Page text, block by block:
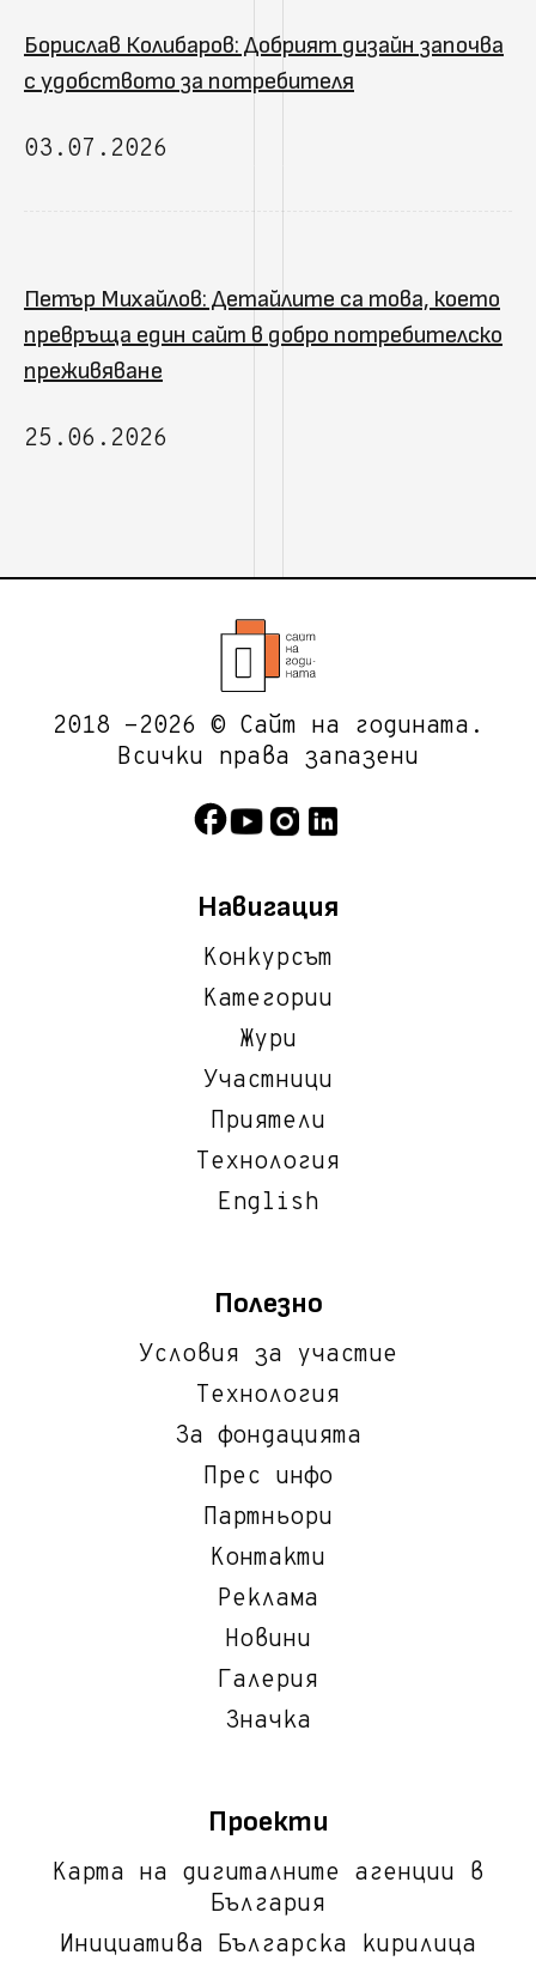
Борислав Колибаров: Добрият дизайн започва
с удобството за потребителя
03.07.2026
Петър Михайлов: Детайлите са това, което
превръща един сайт в добро потребителско
преживяване
25.06.2026
2018 -2026 © Сайт на годината.
Всички права запазени
Навигация
Конкурсът
Категории
Жури
Участници
Приятели
Технология
English
Полезно
Условия за участие
Технология
За фондацията
Прес инфо
Партньори
Контакти
Реклама
Новини
Галерия
Значка
Проекти
Карта на дигиталните агенции в
България
Инициатива Българска кирилица